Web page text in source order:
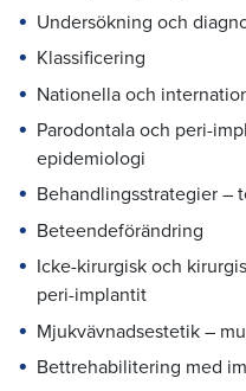
Undersökning och
Klassificering
Nationella och
Parodontala och peri-
epidemiologi
Behandlingsstrategier –
Beteendeförändring
Icke-kirurgisk och
peri-implantit
Mjukvävnadsestetik –
Bettrehabilitering med